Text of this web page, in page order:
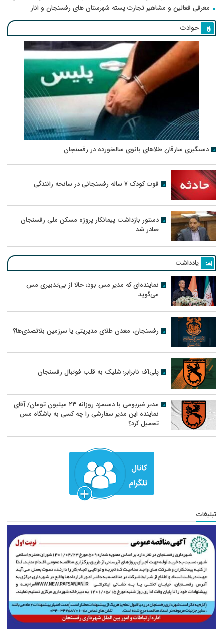
معرفی فعالین و مشاهیر تجارت پسته شهرستان های رفسنجان و انار
حوادث
دستگیری سارقان طلاهای بانوی سالخورده در رفسنجان
فوت کودک ۷ ساله رفسنجانی در سانحه رانندگی
دستور بازداشت پیمانکار پروژه مسکن ملی رفسنجان
صادر شد
یادداشت
نماینده‌ای که مدیر مس بود؛ حالا از بی‌تدبیری مس
می‌گوید
رفسنجان، معدن طلای مدیریتی یا سرزمین بلاتصدی‌ها؟
پلی‌آف نابرابر؛ شلیک به قلب فوتبال رفسنجان
مدیر غیربومی با دستمزد روزانه ۲۳ میلیون تومان/ آقای
نماینده این مدیر سفارشی را چه کسی به باشگاه مس
تحمیل کرد؟
تبلیغات